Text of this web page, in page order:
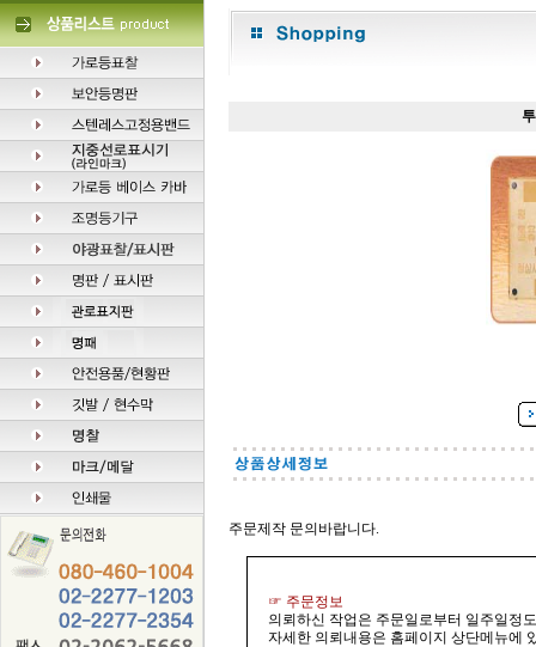
주문제작 문의바랍니다.
☞ 주문정보
의뢰하신 작업은 주문일로부터 일주일정
자세한 의뢰내용은 홈페이지 상단메뉴에